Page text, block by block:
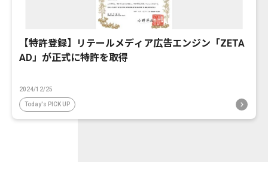
【特許登録】リテールメディア広告エンジン「ZETA
AD」が正式に特許を取得
2024/12/25
Today's PICK UP